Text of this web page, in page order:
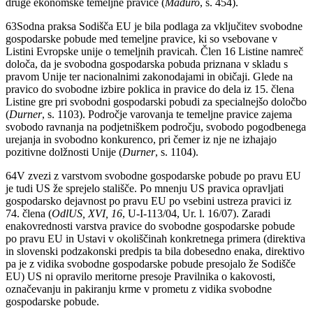
63Sodna praksa Sodišča EU je bila podlaga za vključitev svobodne
gospodarske pobude med temeljne pravice, ki so vsebovane v
Listini Evropske unije o temeljnih pravicah. Člen 16 Listine namreč
določa, da je svobodna gospodarska pobuda priznana v skladu s
pravom Unije ter nacionalnimi zakonodajami in običaji. Glede na
pravico do svobodne izbire poklica in pravice do dela iz 15. člena
Listine gre pri svobodni gospodarski pobudi za specialnejšo določbo
(Durner, s. 1103). Področje varovanja te temeljne pravice zajema
svobodo ravnanja na podjetniškem področju, svobodo pogodbenega
urejanja in svobodno konkurenco, pri čemer iz nje ne izhajajo
pozitivne dolžnosti Unije (Durner, s. 1104).
64V zvezi z varstvom svobodne gospodarske pobude po pravu EU
je tudi US že sprejelo stališče. Po mnenju US pravica opravljati
gospodarsko dejavnost po pravu EU po vsebini ustreza pravici iz
74. člena (OdlUS, XVI, 16, U-I-113/04, Ur. l. 16/07). Zaradi
enakovrednosti varstva pravice do svobodne gospodarske pobude
po pravu EU in Ustavi v okoliščinah konkretnega primera (direktiva
in slovenski podzakonski predpis ta bila dobesedno enaka, direktivo
pa je z vidika svobodne gospodarske pobude presojalo že Sodišče
EU) US ni opravilo meritorne presoje Pravilnika o kakovosti,
označevanju in pakiranju krme v prometu z vidika svobodne
gospodarske pobude.